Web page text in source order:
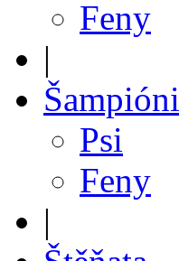
Feny
|
Šampióni
Psi
Feny
|